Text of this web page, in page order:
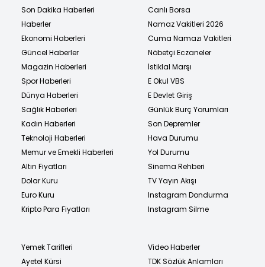
Son Dakika Haberleri
Haberler
Ekonomi Haberleri
Güncel Haberler
Magazin Haberleri
Spor Haberleri
Dünya Haberleri
Sağlık Haberleri
Kadın Haberleri
Teknoloji Haberleri
Memur ve Emekli Haberleri
Altın Fiyatları
Dolar Kuru
Euro Kuru
Kripto Para Fiyatları
Canlı Borsa
Namaz Vakitleri 2026
Cuma Namazı Vakitleri
Nöbetçi Eczaneler
İstiklal Marşı
E Okul VBS
E Devlet Giriş
Günlük Burç Yorumları
Son Depremler
Hava Durumu
Yol Durumu
Sinema Rehberi
TV Yayın Akışı
Instagram Dondurma
Instagram Silme
Yemek Tarifleri
Ayetel Kürsi
Video Haberler
TDK Sözlük Anlamları